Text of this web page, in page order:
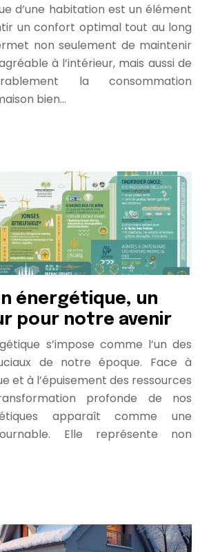
d’une habitation est un élément
un confort optimal tout au long
non seulement de maintenir
à l’intérieur, mais aussi de
la consommation
bien…
énergétique, un
pour notre avenir
s’impose comme l’un des
de notre époque. Face à
et à l’épuisement des ressources
profonde de nos
apparaît comme une
Elle représente non